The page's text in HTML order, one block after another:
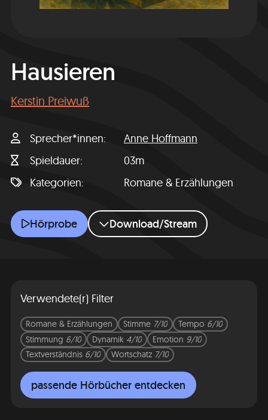
Hausieren
Kerstin Preiwuß
Sprecher*innen
Anne Hoffmann
Spieldauer
03m
Kategorien
Romane & Erzählungen
Hausieren
Hörprobe Download/Stream
Verwendete(r) Filter
Romane & Erzählungen Stimme 7/10 Tempo 6/10
Stimmung 6/10 Dynamik 4/10 Emotion 9/10
Textverständnis 6/10 Wortschatz 7/10
passende Hörbücher entdecken